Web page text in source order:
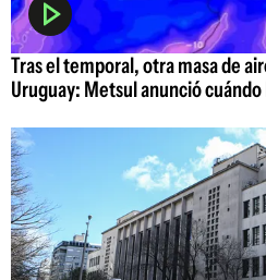
Tras el temporal, otra masa de
Uruguay: Metsul anunció